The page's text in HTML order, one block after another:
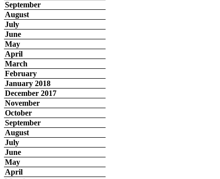
September
August
July
June
May
April
March
February
January 2018
December 2017
November
October
September
August
July
June
May
April